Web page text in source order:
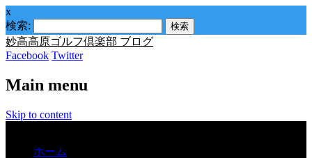
x
検索:
妙高高原ゴルフ倶楽部 ブログ
Facebook Twitter
Main menu
Skip to content
ホーム